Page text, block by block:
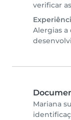
verificar
Alergias a
Mariana